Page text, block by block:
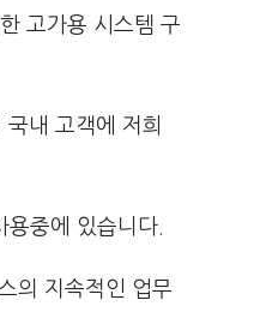
고가용 시스템 구
내 고객에 저희
중에 있습니다.
의 지속적인 업무